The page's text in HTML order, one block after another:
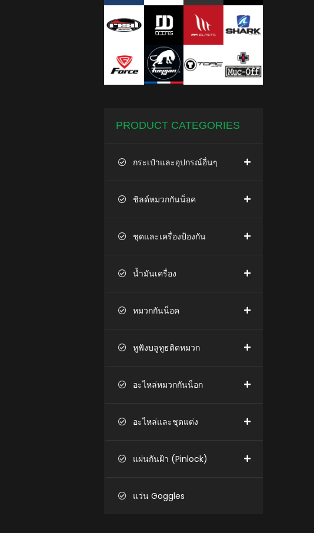
PRODUCT CATEGORIES
กระเป๋าและอุปกรณ์อื่นๆ
ชิลด์หมวกกันน็อค
ชุดและเครื่องป้องกัน
น้ำมันเครื่อง
หมวกกันน็อค
หูฟังบลูทูธติดหมวก
อะไหล่หมวกกันน็อก
อะไหล่และชุดแต่ง
แผ่นกันฝ้า (Pinlock)
แว่น Goggles